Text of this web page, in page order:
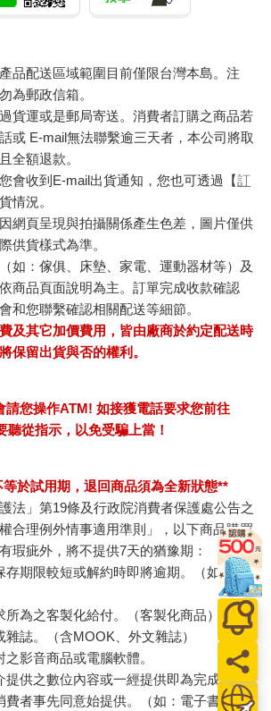
品配送區域範圍目前僅限台灣本島。注
為郵政信箱。
貨運或是郵局寄送。消費者訂購之商品若
或 E-mail無法聯繫逾三天者，本公司將取
全額退款。
會收到E-mail出貨通知，您也可透過【訂
情況。
網頁呈現與拍攝關係產生色差，圖片僅供
供貨樣式為準。
如：傢俱、床墊、家電、運動器材等）及
商品頁面說明為主。訂單完成收款確認
和您聯繫確認相關配送等細節。
及其它加價費用，皆由廠商於約定配送時
保留出貨與否的權利。
請您操作ATM! 如接獲電話要求您前往
聽從指示，以免受騙上當！
於試用期，退回商品須為全新狀態**
法」第19條及行政院消費者保護處公告之
權合理例外情事適用準則」，以下商品購買
瑕疵外，將不提供7天的猶豫期：
存期限較短或解約時即將逾期。（如：生
所為之客製化給付。（客製化商品）
雜誌。（含MOOK、外文雜誌）
影音商品或電腦軟體。
提供之數位內容或一經提供即為完成之線
費者事先同意始提供。（如：電子書、電